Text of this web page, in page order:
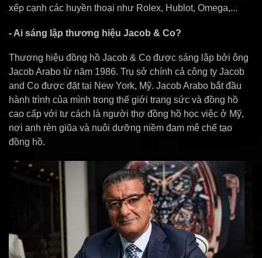
xếp cạnh các huyền thoại như Rolex, Hublot, Omega,...
- Ai sáng lập thương hiệu Jacob & Co?
Thương hiệu đồng hồ Jacob & Co được sáng lập bởi ông
Jacob Arabo từ năm 1986. Trụ sở chính cả công ty Jacob
and Co được đặt tại New York, Mỹ. Jacob Arabo bắt đầu
hành trình của mình trong thế giới trang sức và đồng hồ
cao cấp với tư cách là người thợ đồng hồ học việc ở Mỹ,
nơi anh rèn giũa và nuôi dưỡng niềm đam mê chế tạo
đồng hồ.